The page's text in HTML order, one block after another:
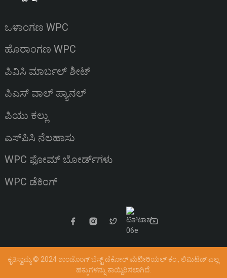
ಒಳಾಂಗಣ WPC
ಹೊರಾಂಗಣ WPC
ಪಿವಿಸಿ ಮಾರ್ಬಲ್ ಶೀಟ್
ಪಿಎಸ್ ವಾಲ್ ಪ್ಯಾನಲ್
ಪಿಯು ಕಲ್ಲು
ಎಸ್‌ಪಿಸಿ ನೆಲಹಾಸು
WPC ಫೋಮ್ ಬೋರ್ಡ್‌ಗಳು
WPC ಡೆಕಿಂಗ್
ಕೃತಿಸ್ವಾಮ್ಯ © 2024 ಶಾಂಡೊಂಗ್ ಬೆಸ್ಟ್ ಡೆಕೋರ್ ಮೆಟೀರಿಯಲ್ ಕಂ., ಲಿಮಿಟೆಡ್ಎಲ್ಲ
ಹಕ್ಕುಗಳನ್ನು ಕಾಯ್ದಿರಿಸಲಾಗಿದೆ.